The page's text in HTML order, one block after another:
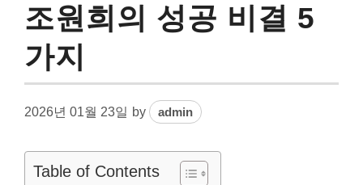
조원희의 성공 비결 5
가지
2026년 01월 23일 by admin
Table of Contents